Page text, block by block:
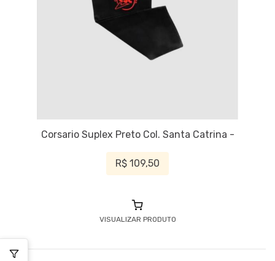
Corsario Suplex Preto Col. Santa Catrina -
R$ 109,50
VISUALIZAR PRODUTO